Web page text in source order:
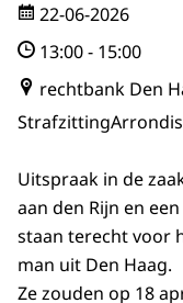
22-06-2026
13:00- 15:00
rechtbank Den
Strafzitting
Uitspraak in de
aan den Rijn en
staan terecht voor
man uit Den Haag.
Ze zouden op 18